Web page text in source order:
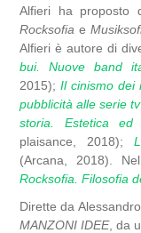
Alfieri ha proposto
Rocksofia e
Alfieri è autore di
bui. Nuove band
2015);Il cinismo dei
pubblicità alle serie tv
storia. Estetica ed
plaisance, 2018);
(Arcana, 2018).
Rocksofia. Filosofia
Dirette da
MANZONI IDEE, da